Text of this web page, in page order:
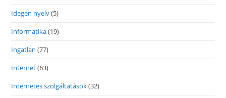
Idegen nyelv(5)
Informatika(19)
Ingatlan (77)
Internet(63)
Internetes szolgáltatások(32)